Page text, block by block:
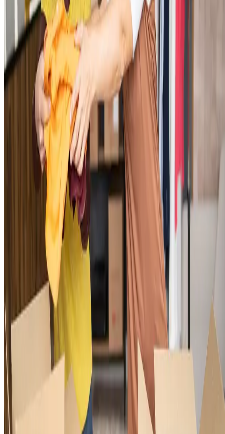
Quais os documentos para a exportação de
produtos?
Agora que você já entendeu como funciona a exportação e a
importância de ter tudo organizado, é hora de conferir os principais
documentos necessários. Vamos detalhar cada um a seguir!
1. Fatura proforma
Trata-se de um documento inicial que funciona como uma espécie de
orçamento oficial da exportação. Embora não tenha valor fiscal, ela é
essencial para o comprador
entender todos os detalhes da operação
antes de fechar o negócio . Então, é onde você apresenta preços,
prazos e condições de envio.
Por exemplo, ao negociar um lote de camisas com um cliente
internacional, a fatura proforma especifica o valor por unidade, o
de entrega e os custos de transporte. Ela dá clareza às partes
envolvidas, para que o acordo seja fechado com todas as condições
bem definidas. É o primeiro passo para formalizar a venda.
2. Fatura comercial
Sem dúvidas, esse é um dos documentos mais importantes em
exportação. Ela funciona como uma espécie de nota fiscal
internacional, pois
detalha todas as informações da venda
dos produtos, quantidade,
valor unitário e total
, além dos dados do
exportador e do importador.
Por exemplo, se você está enviando 500 peças de roupas
Estados Unidos, a fatura comercial especifica o modelo, o valor de
cada peça e o total da venda.
Esse documento é indispensável para
desembaraço aduaneiro no país de destino e serve como base
calcular impostos e taxas.
3. Romaneio de carga
O romaneio de carga descreve em detalhes o conteúdo da carga,
incluindo itens, quantidades, dimensões e peso. Esse documento
tanto na organização
logística
quanto na inspeção alfandegária.
Desse modo, se você exportar caixas de roupas para outro país, o
romaneio especifica o número de caixas, o peso de cada uma e o que
contém, como camisas ou vestidos. Isso facilita o transporte e garante
que tudo seja conferido rapidamente no destino.